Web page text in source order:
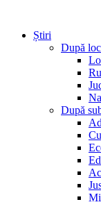
Știri
După
După